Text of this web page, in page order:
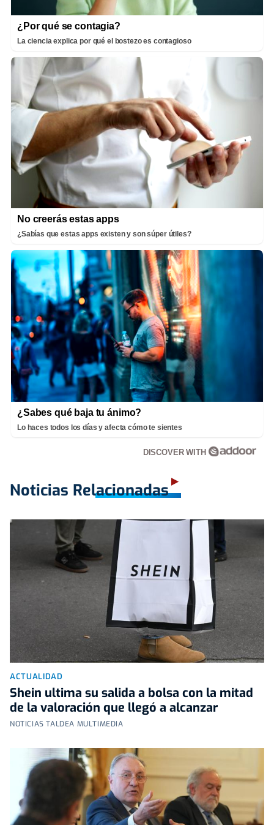
¿Por qué se contagia?
La ciencia explica por qué el bostezo es contagioso
No creerás estas apps
¿Sabías que estas apps existen y son súper útiles?
¿Sabes qué baja tu ánimo?
Lo haces todos los días y afecta cómo te sientes
DISCOVER WITH
Noticias Relacionadas
ACTUALIDAD
Shein ultima su salida a bolsa con la mitad
de la valoración que llegó a alcanzar
NOTICIAS TALDEA MULTIMEDIA